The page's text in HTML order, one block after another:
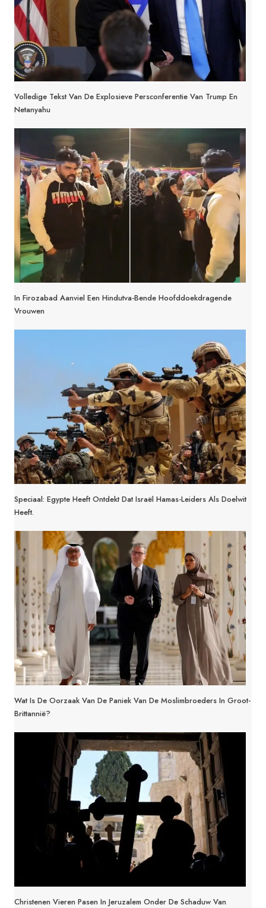
Volledige Tekst Van De Explosieve Persconferentie Van Trump En
Netanyahu
In Firozabad Aanviel Een Hindutva-Bende Hoofddoekdragende
Vrouwen
Speciaal: Egypte Heeft Ontdekt Dat Israël Hamas-Leiders Als Doelwit
Heeft.
Wat Is De Oorzaak Van De Paniek Van De Moslimbroeders In Groot-
Brittannië?
Christenen Vieren Pasen In Jeruzalem Onder De Schaduw Van